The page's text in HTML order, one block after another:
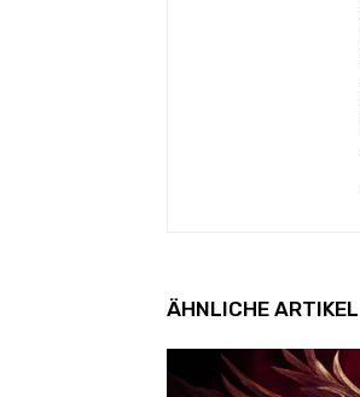
ÄHNLICHE ARTIKEL